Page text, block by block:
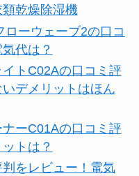
乾燥除湿機
ローウェーブ2の口コ
代は？
トC02Aの口コミ評
デメリットはほん
ーC01Aの口コミ評
トは？
をレビュー！電気